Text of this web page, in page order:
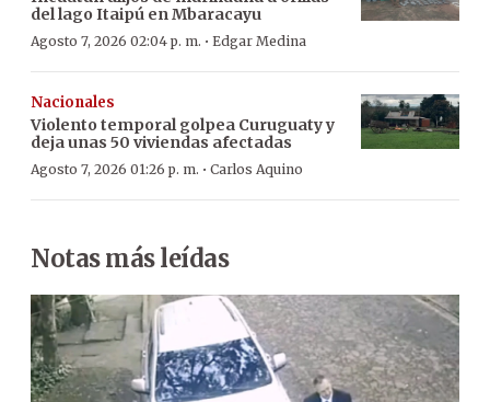
del lago Itaipú en Mbaracayu
Agosto 7, 2026 02:04 p. m. · Edgar Medina
Nacionales
Violento temporal golpea Curuguaty y
deja unas 50 viviendas afectadas
Agosto 7, 2026 01:26 p. m. · Carlos Aquino
Notas más leídas